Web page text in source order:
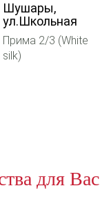
Шушары,
ул.Школьная
Прима 2/3 (White
silk)
для Вас